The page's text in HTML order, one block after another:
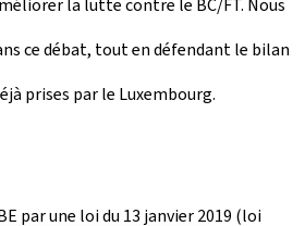
la lutte contre le BC/FT. Nous
ce débat, tout en défendant le bilan
prises par le Luxembourg.
par une loi du 13 janvier 2019 (loi